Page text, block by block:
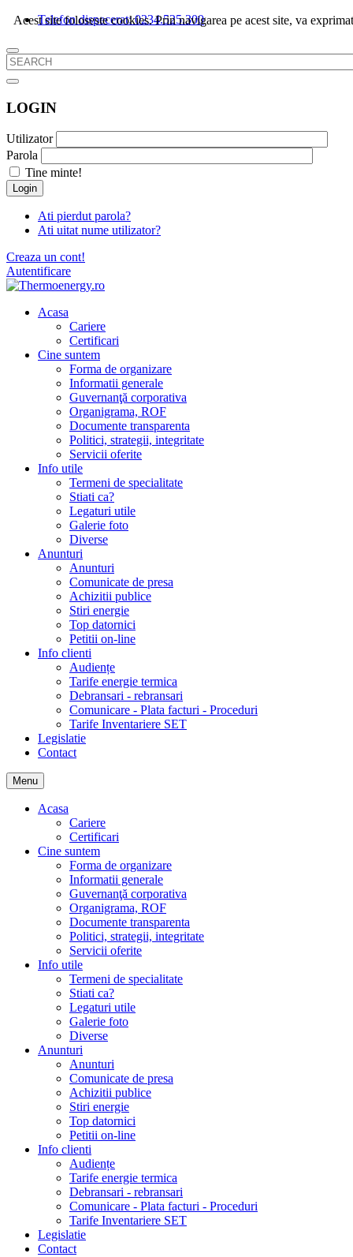
Telefon dispecerat: 0234.525.300
LOGIN
Utilizator
Parola
Tine minte!
Login
Ati pierdut parola?
Ati uitat nume utilizator?
Creaza un cont!
Autentificare
Acasa
Cariere
Certificari
Cine suntem
Forma de organizare
Informatii generale
Guvernanţă corporativa
Organigrama, ROF
Documente transparenta
Politici, strategii, integritate
Servicii oferite
Info utile
Termeni de specialitate
Stiati ca?
Legaturi utile
Galerie foto
Diverse
Anunturi
Anunturi
Comunicate de presa
Achizitii publice
Stiri energie
Top datornici
Petitii on-line
Info clienti
Audiențe
Tarife energie termica
Debransari - rebransari
Comunicare - Plata facturi - Proceduri
Tarife Inventariere SET
Legislatie
Contact
Menu
Acasa
Cariere
Certificari
Cine suntem
Forma de organizare
Informatii generale
Guvernanţă corporativa
Organigrama, ROF
Documente transparenta
Politici, strategii, integritate
Servicii oferite
Info utile
Termeni de specialitate
Stiati ca?
Legaturi utile
Galerie foto
Diverse
Anunturi
Anunturi
Comunicate de presa
Achizitii publice
Stiri energie
Top datornici
Petitii on-line
Info clienti
Audiențe
Tarife energie termica
Debransari - rebransari
Comunicare - Plata facturi - Proceduri
Tarife Inventariere SET
Legislatie
Contact
Acest site foloseste cookies. Prin navigarea pe acest site, va